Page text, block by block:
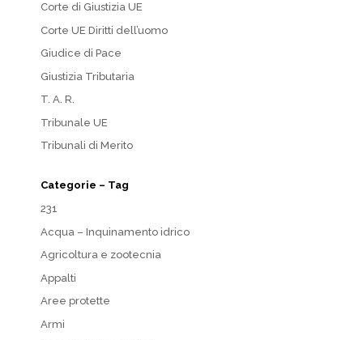
Corte di Giustizia UE
Corte UE Diritti dell’uomo
Giudice di Pace
Giustizia Tributaria
T. A. R.
Tribunale UE
Tribunali di Merito
Categorie – Tag
231
Acqua – Inquinamento idrico
Agricoltura e zootecnia
Appalti
Aree protette
Armi